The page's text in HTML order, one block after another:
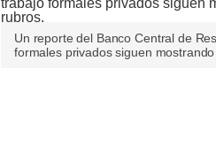
Un reporte del Banco Central de
formales privados siguen